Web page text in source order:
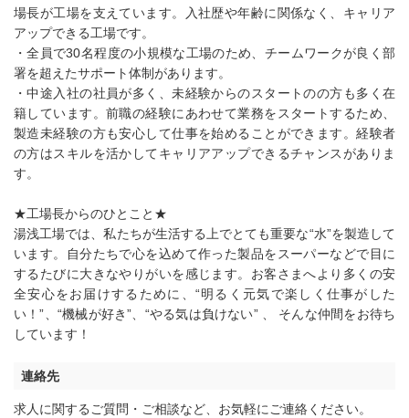
場長が工場を支えています。入社歴や年齢に関係なく、キャリア
アップできる工場です。
・全員で30名程度の小規模な工場のため、チームワークが良く部
署を超えたサポート体制があります。
・中途入社の社員が多く、未経験からのスタートのの方も多く在
籍しています。前職の経験にあわせて業務をスタートするため、
製造未経験の方も安心して仕事を始めることができます。経験者
の方はスキルを活かしてキャリアアップできるチャンスがありま
す。
★工場長からのひとこと★
湯浅工場では、私たちが生活する上でとても重要な“水”を製造して
います。自分たちで心を込めて作った製品をスーパーなどで目に
するたびに大きなやりがいを感じます。お客さまへより多くの安
全安心をお届けするために、“明るく元気で楽しく仕事がした
い！”、“機械が好き”、“やる気は負けない” 、 そんな仲間をお待ち
しています！
連絡先
求人に関するご質問・ご相談など、お気軽にご連絡ください。